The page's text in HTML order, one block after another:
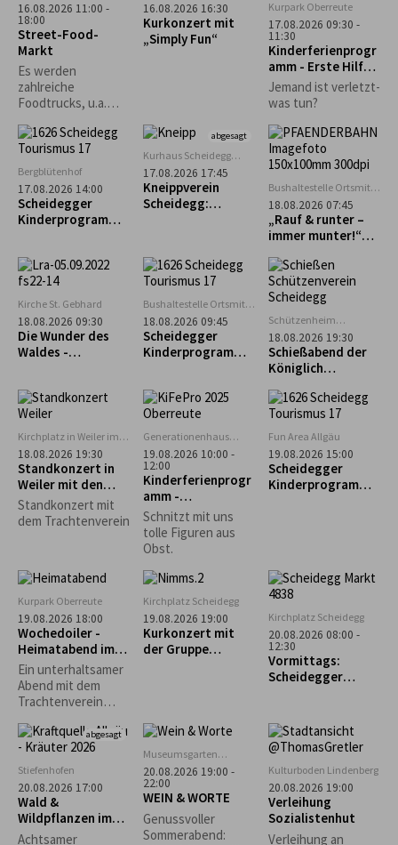
16.08.2026 11:00 -
18:00
Street-Food-
Markt
Es werden
zahlreiche
Foodtrucks, u.a.
asiatisch und vieles
mehr erwartet.
16.08.2026 16:30
Kurkonzert mit
„Simply Fun“
Kurpark Oberreute
17.08.2026 09:30 -
11:30
Kinderferienprogr
amm - Erste Hilfe
Kurs
Jemand ist verletzt-
was tun?
Bergblütenhof
17.08.2026 14:00
Scheidegger
Kinderprogramm:
und staunen
abgesagt
Kurhaus Scheidegg
Mehrzweckraum im UG
17.08.2026 17:45
Kneippverein
Scheidegg:
Bushaltestelle Ortsmitte
Scheidegg
18.08.2026 07:45
„Rauf & runter –
immer munter!“
Pfänder
Kirche St. Gebhard
18.08.2026 09:30
Die Wunder des
Waldes -
Bushaltestelle Ortsmitte
Scheidegg
18.08.2026 09:45
Scheidegger
Kinderprogramm:
zum Biolandhof
Heim in Scheffau
Schützenheim
Scheidegg
(ehem. Lokschuppen)
18.08.2026 19:30
Schießabend der
Königlich
Schützengesellsch
aft Scheidegg
Kirchplatz in Weiler im
Allgäu
18.08.2026 19:30
Standkonzert in
Weiler mit den
Trachtlern
Standkonzert mit
dem Trachtenverein
Generationenhaus
Oberreute
19.08.2026 10:00 -
12:00
Kinderferienprogr
amm -
Obstschnitzen-
AUSGEBUCHT!!!
Schnitzt mit uns
tolle Figuren aus
Obst.
Fun Area Allgäu
19.08.2026 15:00
Scheidegger
Kinderprogramm:
Kurpark Oberreute
19.08.2026 18:00
Wochedoiler -
Heimatabend im
Kurgarten
Ein unterhaltsamer
Abend mit dem
Trachtenverein
Mitwirkung der
Kinder- und
Jugendgruppe,
Aktivengruppe,
Goißler,
Stubenmusik und
Schellengruppe.
Kirchplatz Scheidegg
19.08.2026 19:00
Kurkonzert mit
der Gruppe
Kirchplatz Scheidegg
20.08.2026 08:00 -
12:30
Vormittags:
Scheidegger
abgesagt
Stiefenhofen
20.08.2026 17:00
Wald &
Wildpflanzen im
Jahreslauf
Achtsamer
Museumsgarten
Oberreute
20.08.2026 19:00 -
22:00
WEIN & WORTE
Genussvoller
Sommerabend:
Kulturboden Lindenberg
20.08.2026 19:00
Verleihung
Sozialistenhut
Verleihung an